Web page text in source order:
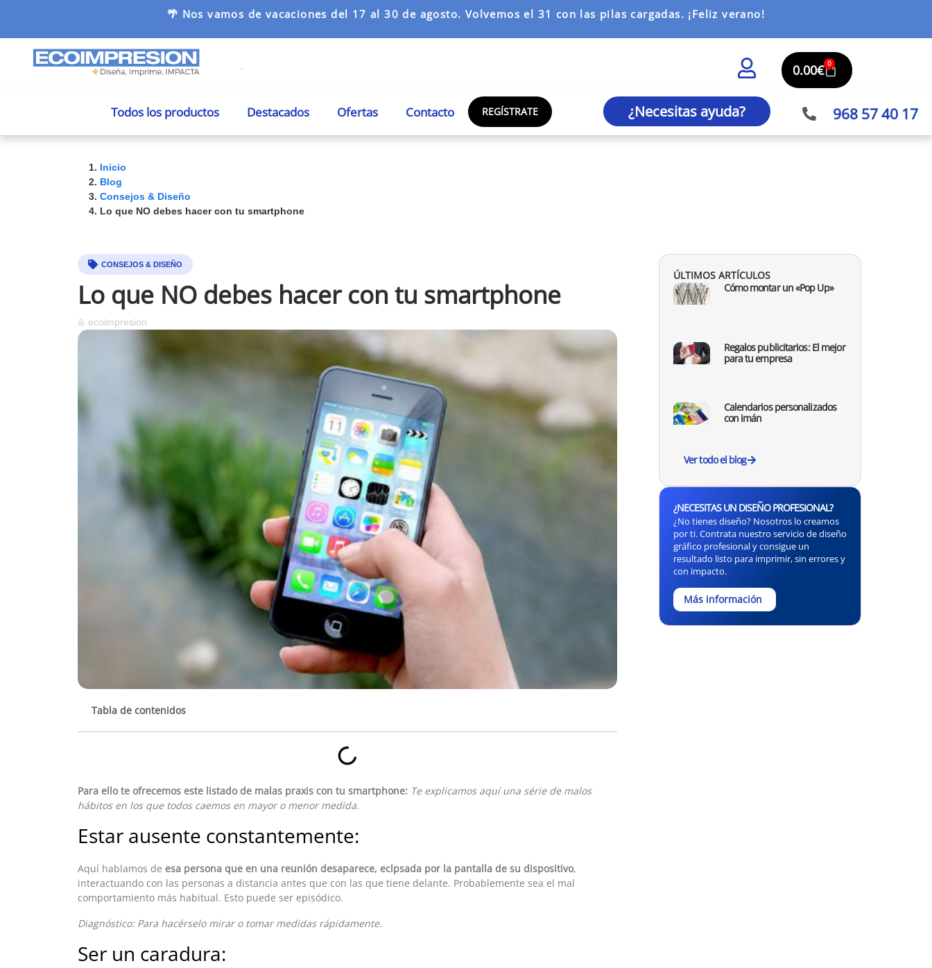
🌴 Nos vamos de vacaciones del 17 al 30 de agosto. Volvemos el 31 con las pilas cargadas. ¡Feliz verano!
0.00€ 0
Todos los productos Destacados Ofertas Contacto REGÍSTRATE ¿Necesitas ayuda? 968 57 40 17
Inicio
Blog
Consejos & Diseño
Lo que NO debes hacer con tu smartphone
CONSEJOS & DISEÑO
Lo que NO debes hacer con tu smartphone
ecoimpresion
Tabla de contenidos
Para ello te ofrecemos este listado de malas praxis con tu smartphone: Te explicamos aquí una série de malos
hábitos en los que todos caemos en mayor o menor medida.
Estar ausente constantemente:
Aquí hablamos de esa persona que en una reunión desaparece, eclpsada por la pantalla de su dispositivo,
interactuando con las personas a distancia antes que con las que tiene delante. Probablemente sea el mal
comportamiento más habitual. Esto puede ser episódico.
Diagnóstico: Para hacérselo mirar o tomar medidas rápidamente.
Ser un caradura:
ÚLTIMOS ARTÍCULOS
Cómo montar un «Pop Up»
Regalos publicitarios: El mejor
para tu empresa
Calendarios personalizados
con imán
Ver todo el blog
¿NECESITAS UN DISEÑO PROFESIONAL?
¿No tienes diseño? Nosotros lo creamos
por ti. Contrata nuestro servicio de diseño
gráfico profesional y consigue un
resultado listo para imprimir, sin errores y
con impacto.
Más información